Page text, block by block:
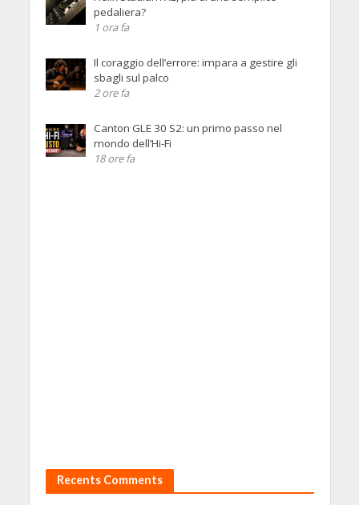
pedaliera?
1 ora fa
Il coraggio dell’errore: impara a gestire gli
sbagli sul palco
2 ore fa
Canton GLE 30 S2: un primo passo nel
mondo dell’Hi-Fi
18 ore fa
Recents Comments